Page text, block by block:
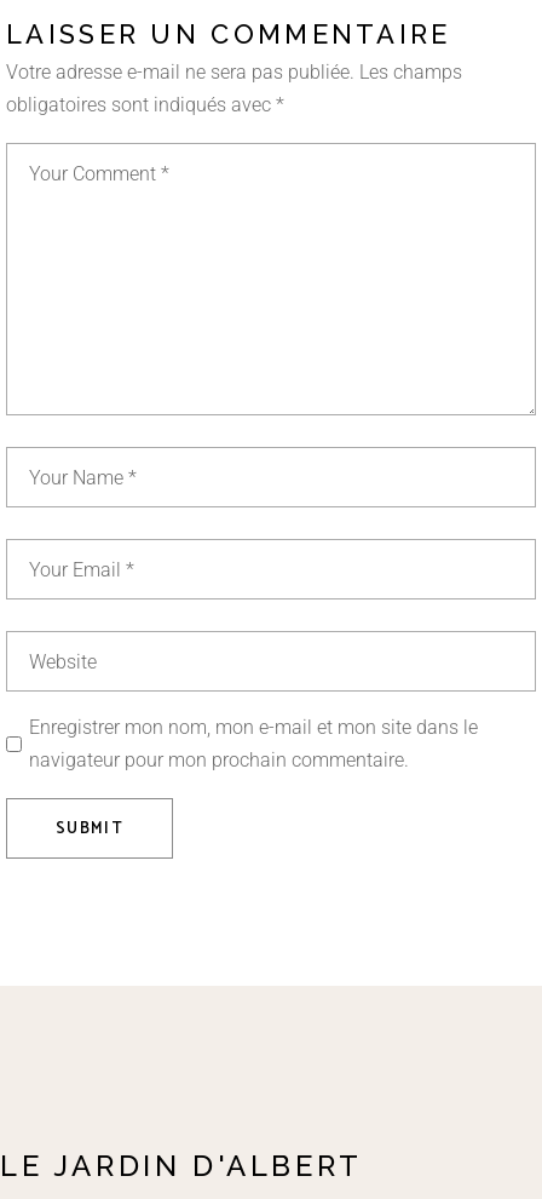
LAISSER UN COMMENTAIRE
Votre adresse e-mail ne sera pas publiée. Les champs
obligatoires sont indiqués avec *
Enregistrer mon nom, mon e-mail et mon site dans le
navigateur pour mon prochain commentaire.
SUBMIT
LE JARDIN D'ALBERT